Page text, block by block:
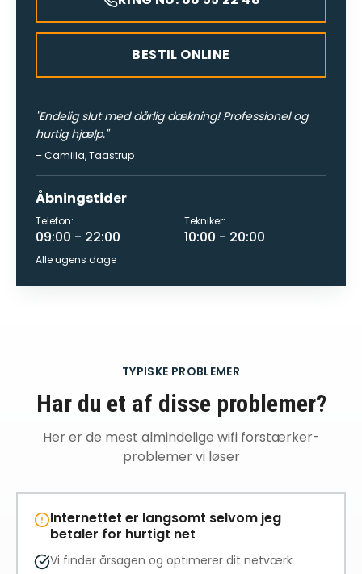
BESTIL ONLINE
"Endelig slut med dårlig dækning! Professionel og
hurtig hjælp."
–Camilla,Taastrup
Åbningstider
Telefon:
09:00 - 22:00
Tekniker:
10:00 - 20:00
Alle ugens dage
TYPISKE PROBLEMER
Har du et af disse problemer?
Her er de mest almindelige wifi forstærker-
problemer vi løser
Internettet er langsomt selvom jeg
betaler for hurtigt net
Vi finder årsagen og optimerer dit netværk